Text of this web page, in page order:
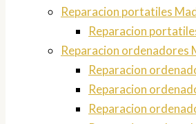
Reparacion portatiles
Reparacion
Reparacion ordenadores
Reparacion
Reparacion
Reparacion